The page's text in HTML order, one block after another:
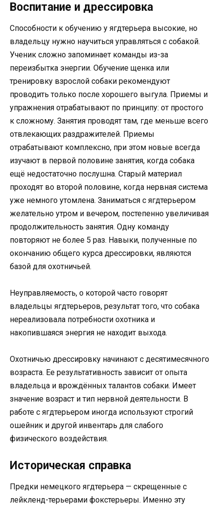
Воспитание и дрессировка
Способности к обучению у ягдтерьера высокие, но
владельцу нужно научиться управляться с собакой.
Ученик сложно запоминает команды из-за
переизбытка энергии. Обучение щенка или
тренировку взрослой собаки рекомендуют
проводить только после хорошего выгула. Приемы и
упражнения отрабатывают по принципу: от простого
к сложному. Занятия проводят там, где меньше всего
отвлекающих раздражителей. Приемы
отрабатывают комплексно, при этом новые всегда
изучают в первой половине занятия, когда собака
ещё недостаточно послушна. Старый материал
проходят во второй половине, когда нервная система
уже немного утомлена. Заниматься с ягдтерьером
желательно утром и вечером, постепенно увеличивая
продолжительность занятия. Одну команду
повторяют не более 5 раз. Навыки, полученные по
окончанию общего курса дрессировки, являются
базой для охотничьей.
Неуправляемость, о которой часто говорят
владельцы ягдтерьеров, результат того, что собака
нереализовала потребности охотника и
накопившаяся энергия не находит выхода.
Охотничью дрессировку начинают с десятимесячного
возраста. Ее результативность зависит от опыта
владельца и врождённых талантов собаки. Имеет
значение возраст и тип нервной деятельности. В
работе с ягдтерьером иногда используют строгий
ошейник и другой инвентарь для слабого
физического воздействия.
Историческая справка
Предки немецкого ягдтерьера — скрещенные с
лейкленд-терьерами фокстерьеры. Именно эту